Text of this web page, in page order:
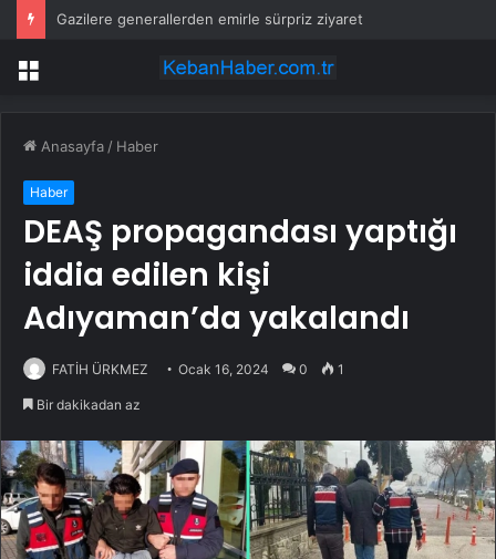
Gazilere generallerden emirle sürpriz ziyaret
Menü
Anasayfa / Haber
Haber
DEAŞ propagandası yaptığı
iddia edilen kişi
Adıyaman’da yakalandı
FATİH ÜRKMEZ Ocak 16, 2024 0 1
Bir dakikadan az